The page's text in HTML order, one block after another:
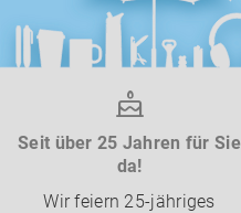
Seit über 25 Jahren für Sie
da!
Wir feiern 25-jähriges